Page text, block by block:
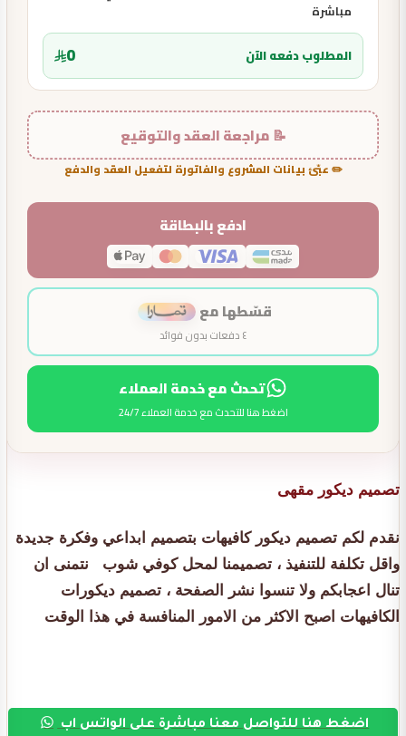
مباشرة
المطلوب دفعه الآن 0
📝 مراجعة العقد والتوقيع
✏️ عبّئ بيانات المشروع والفاتورة لتفعيل العقد والدفع
ادفع بالبطاقة
قسّطها مع
٤ دفعات بدون فوائد
تحدث مع خدمة العملاء
اضغط هنا للتحدث مع خدمة العملاء 24/7
تصميم ديكور مقهى
نقدم لكم تصميم ديكور كافيهات بتصميم ابداعي وفكرة جديدة
واقل تكلفة للتنفيذ ، تصميمنا لمحل كوفي شوب نتمنى ان
تنال اعجابكم ولا تنسوا نشر الصفحة ، تصميم ديكورات
الكافيهات اصبح الاكثر من الامور المنافسة في هذا الوقت
اضغط هنا للتواصل معنا مباشرة على الواتس اب